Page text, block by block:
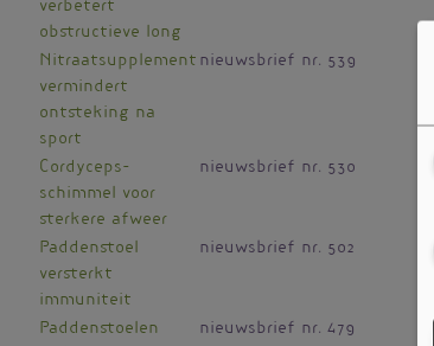
verbetert
obstructieve long
Nitraatsupplement
vermindert
ontsteking na
sport
nieuwsbrief nr. 539
Cordyceps-
schimmel voor
sterkere afweer
nieuwsbrief nr. 530
Paddenstoel
versterkt
immuniteit
nieuwsbrief nr. 502
Paddenstoelen
nieuwsbrief nr. 479